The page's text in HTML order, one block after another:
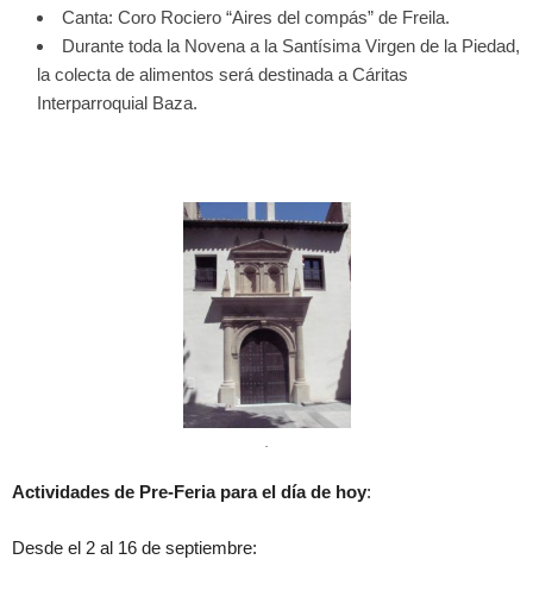
Canta: Coro Rociero “Aires del compás” de Freila.
Durante toda la Novena a la Santísima Virgen de la Piedad,
la colecta de alimentos será destinada a Cáritas
Interparroquial Baza.
Actividades de Pre-Feria para el día de hoy:
Desde el 2 al 16 de septiembre: